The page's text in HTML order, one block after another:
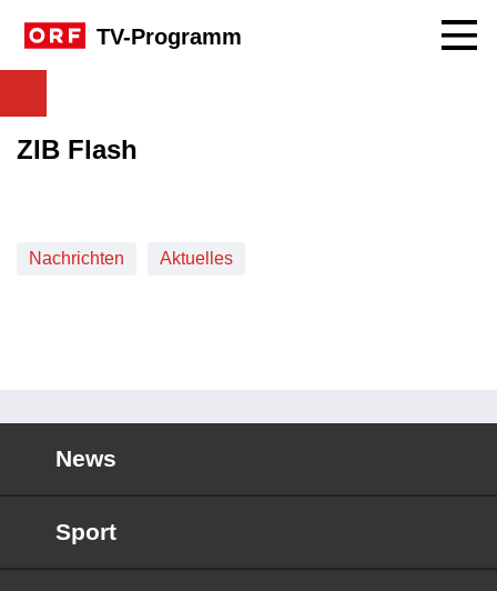
TV-Programm
ZIB Flash
Nachrichten Aktuelles
News
Sport